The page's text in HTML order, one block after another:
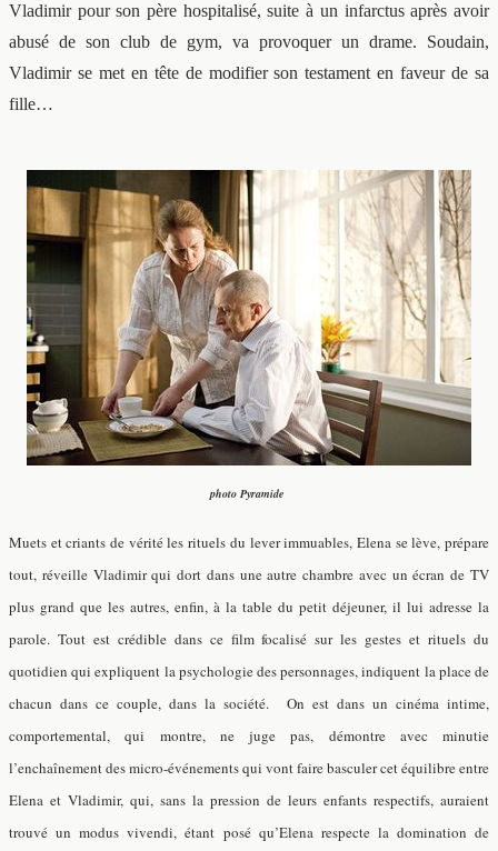
Vladimir pour son père hospitalisé, suite à un infarctus après avoir
abusé de son club de gym, va provoquer un drame. Soudain,
Vladimir se met en tête de modifier son testament en faveur de sa
fille…
photo Pyramide
Muets et criants de vérité les rituels du lever immuables, Elena se lève, prépare
tout, réveille Vladimir qui dort dans une autre chambre avec un écran de TV
plus grand que les autres, enfin, à la table du petit déjeuner, il lui adresse la
parole. Tout est crédible dans ce film focalisé sur les gestes et rituels du
quotidien qui expliquent la psychologie des personnages, indiquent la place de
chacun dans ce couple, dans la société. On est dans un cinéma intime,
comportemental, qui montre, ne juge pas, démontre avec minutie
l’enchaînement des micro-événements qui vont faire basculer cet équilibre entre
Elena et Vladimir, qui, sans la pression de leurs enfants respectifs, auraient
trouvé un modus vivendi, étant posé qu’Elena respecte la domination de